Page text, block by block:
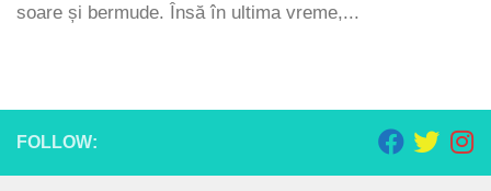
soare și bermude. Însă în ultima vreme,...
FOLLOW: